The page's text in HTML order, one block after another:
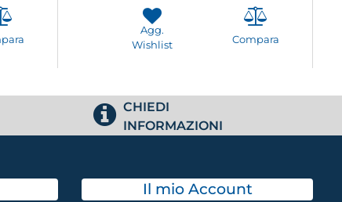
Agg.
Wishlist
Compara
CHIEDI
INFORMAZIONI
Il mio Account